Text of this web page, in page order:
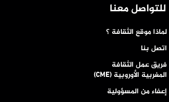
للتواصل معنا
لماذا موقع الثقافة ؟
اتصل بنا
فريق عمل الثقافة
المغربية الأوروبية (CME)
إعفاء من المسؤولية